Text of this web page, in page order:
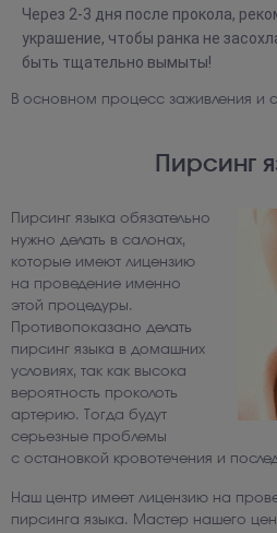
Через 2-3 дня после прокола,
украшение, чтобы ранка не
быть тщательно вымыты!
В основном процесс заживления и
Пирсинг
Пирсинг языка обязательно
нужно делать в салонах,
которые имеют лицензию
на проведение именно
этой процедуры.
Противопоказано делать
пирсинг языка в домашних
условиях, так как высока
вероятность проколоть
артерию. Тогда будут
серьезные проблемы
с остановкой кровотечения и
Наш центр имеет лицензию на
пирсинга языка. Мастер нашего